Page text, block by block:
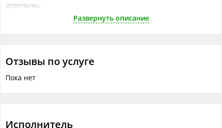
довольны.
(2).png
U 1 pro urban (3).png
Развернуть описание
Отзывы по услуге
Пока нет
Исполнитель